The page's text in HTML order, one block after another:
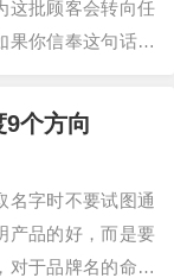
这批顾客会转向任
果你信奉这句话，
自己的钱包过不
不同，一个是10
傻乎乎的花40块
格越低，就等于客
个方向
名字时不要试图通
产品的好，而是要
对于品牌名的命名